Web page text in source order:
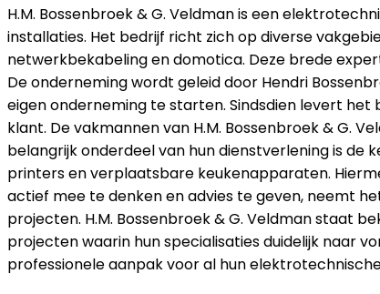
H.M. Bossenbroek & G. Veldman is een
installaties. Het bedrijf richt zich op diverse
netwerkbekabeling en domotica. Deze brede
De onderneming wordt geleid door Hendri
eigen onderneming te starten. Sindsdien levert
klant. De vakmannen van H.M. Bossenbroek & G.
belangrijk onderdeel van hun dienstverlening is
printers en verplaatsbare keukenapparaten.
actief mee te denken en advies te geven, neemt
projecten. H.M. Bossenbroek & G. Veldman staat
projecten waarin hun specialisaties duidelijk naar
professionele aanpak voor al hun